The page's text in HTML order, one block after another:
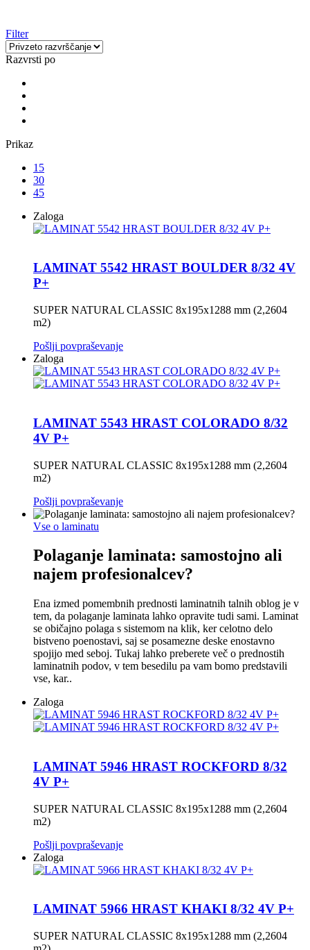
Filter
Razvrsti po
Prikaz
15
30
45
Zaloga
LAMINAT 5542 HRAST BOULDER 8/32 4V
P+
SUPER NATURAL CLASSIC 8x195x1288 mm (2,2604
m2)
Pošlji povpraševanje
Zaloga
LAMINAT 5543 HRAST COLORADO 8/32
4V P+
SUPER NATURAL CLASSIC 8x195x1288 mm (2,2604
m2)
Pošlji povpraševanje
Vse o laminatu
Polaganje laminata: samostojno ali
najem profesionalcev?
Ena izmed pomembnih prednosti laminatnih talnih oblog je v
tem, da polaganje laminata lahko opravite tudi sami. Laminat
se običajno polaga s sistemom na klik, ker celotno delo
bistveno poenostavi, saj se posamezne deske enostavno
spojijo med seboj. Tukaj lahko preberete več o prednostih
laminatnih podov, v tem besedilu pa vam bomo predstavili
vse, kar..
Zaloga
LAMINAT 5946 HRAST ROCKFORD 8/32
4V P+
SUPER NATURAL CLASSIC 8x195x1288 mm (2,2604
m2)
Pošlji povpraševanje
Zaloga
LAMINAT 5966 HRAST KHAKI 8/32 4V P+
SUPER NATURAL CLASSIC 8x195x1288 mm (2,2604